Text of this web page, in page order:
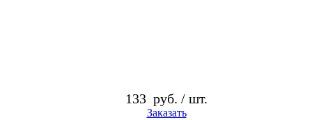
133 руб. / шт.
Заказать